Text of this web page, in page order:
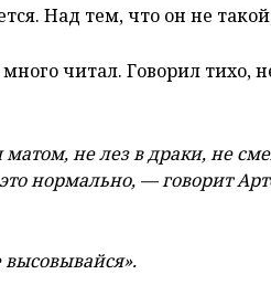
Над тем, что он не
читал. Говорил тихо,
не лез в драки, не
нормально, — говорит